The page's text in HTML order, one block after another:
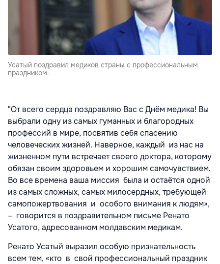
Усатый поздравил медиков страны с профессиональным
праздником.
"От всего сердца поздравляю Вас с Днём медика! Вы
выбрали одну из самых гуманных и благородных
профессий в мире, посвятив себя спасению
человеческих жизней. Наверное, каждый из нас на
жизненном пути встречает своего доктора, которому
обязан своим здоровьем и хорошим самочувствием.
Во все времена ваша миссия была и остаётся одной
из самых сложных, самых милосердных, требующей
самопожертвования и особого внимания к людям»,
– говорится в поздравительном письме Ренато
Усатого, адресованном молдавским медикам.
Ренато Усатый выразил особую признательность
всем тем, «кто в свой профессиональный праздник